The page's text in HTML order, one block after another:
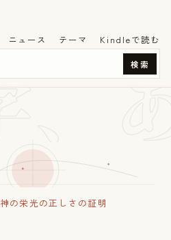
検索
ニュース テーマ Kindleで読む
、
の栄光の正しさの証明